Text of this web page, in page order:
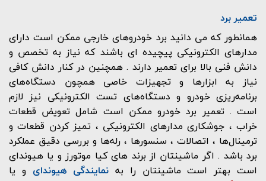
تعمیر برد
همانطور که می دانید برد خودروهای خارجی ممکن است دارای
مدارهای الکترونیکی پیچیده ای باشند که نیاز به تخصص و
دانش فنی بالا برای تعمیر دارند . همچنین در کنار دانش کافی
نیاز به ابزارها و تجهیزات خاصی همچون دستگاه‌های
برنامه‌ریزی خودرو و دستگاه‌های تست الکترونیکی نیز لازم
است . تعمیر برد خودرو ممکن است شامل تعویض قطعات
خراب ، جوشکاری مدارهای الکترونیکی ، تمیز کردن قطعات و
ترمینال‌ها ، اتصالات ، سنسورها ، رله‌ها و بررسی دقیق عملکرد
برد باشد . اگر ماشینتان از برند های کیا موتورز و یا هیوندای
است بهتر است ماشینتان را به نمایندگی هیوندای و یا